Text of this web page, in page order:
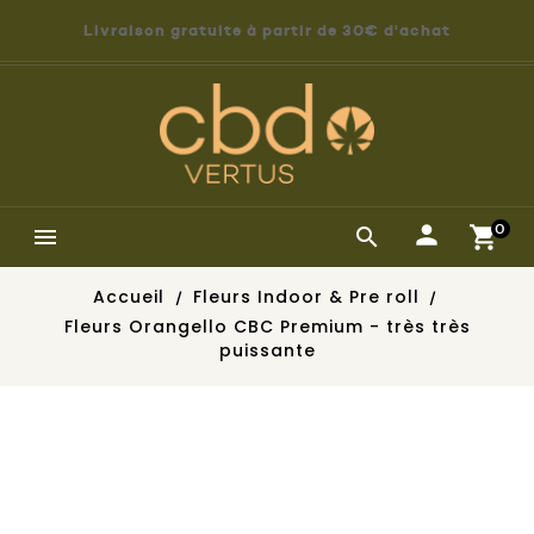
Livraison gratuite à partir de 30€ d'achat
  0
Accueil
Fleurs Indoor & Pre roll
Fleurs Orangello CBC Premium - très très
puissante